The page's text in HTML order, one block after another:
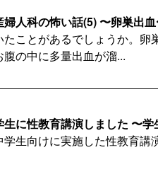
人科の怖い話(5) 〜卵巣出
たことがあるでしょうか。卵
の中に多量出血が溜...
生に性教育講演しました 〜
生向けに実施した性教育講